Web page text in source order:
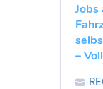
Jobs
–